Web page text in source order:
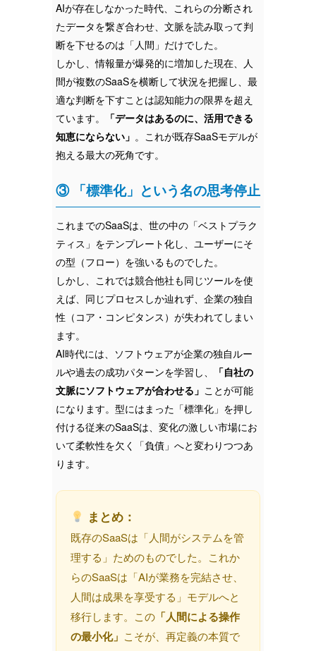
AIが存在しなかった時代、これらの分断され
たデータを繋ぎ合わせ、文脈を読み取って判
断を下せるのは「人間」だけでした。
しかし、情報量が爆発的に増加した現在、人
間が複数のSaaSを横断して状況を把握し、最
適な判断を下すことは認知能力の限界を超え
ています。
「データはあるのに、活用できる
知恵にならない」 。これが既存SaaSモデルが
抱える最大の死角です。
③ 「標準化」という名の思考停止
これまでのSaaSは、世の中の「ベストプラク
ティス」をテンプレート化し、ユーザーにそ
の型（フロー）を強いるものでした。
しかし、これでは競合他社も同じツールを使
えば、同じプロセスしか辿れず、企業の独自
性（コア・コンピタンス）が失われてしまい
ます。
AI時代には、ソフトウェアが企業の独自ルー
ルや過去の成功パターンを学習し、
「自社の
文脈にソフトウェアが合わせる」 ことが可能
になります。型にはまった「標準化」を押し
付ける従来のSaaSは、変化の激しい市場にお
いて柔軟性を欠く「負債」へと変わりつつあ
ります。
まとめ：
既存のSaaSは「人間がシステムを管
理する」ためのものでした。これか
らのSaaSは「AIが業務を完結させ、
人間は成果を享受する」モデルへと
移行します。この 「人間による操作
の最小化」 こそが、再定義の本質で